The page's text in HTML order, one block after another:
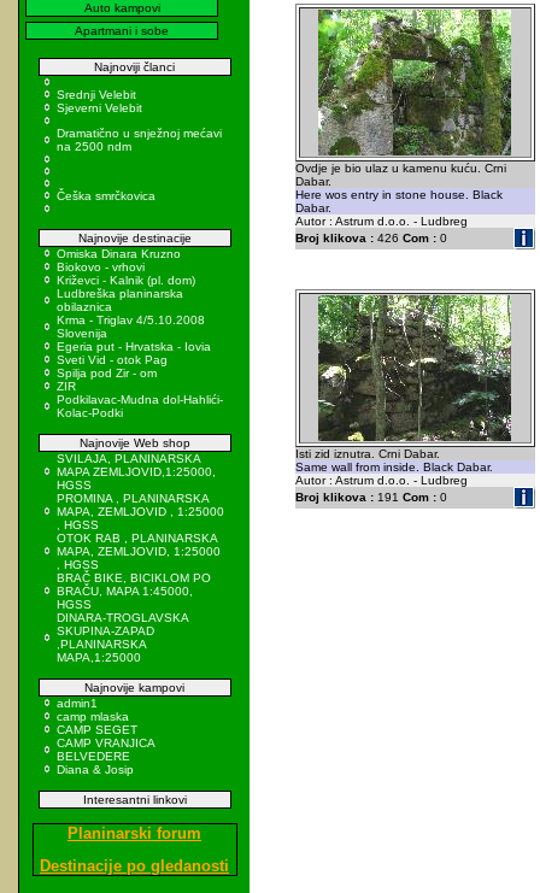
Auto kampovi
Apartmani i sobe
Najnoviji članci
Srednji Velebit
Sjeverni Velebit
Dramatično u snježnoj mećavi
na 2500 ndm
Češka smrčkovica
Najnovije destinacije
Omiska Dinara Kruzno
Biokovo - vrhovi
Križevci - Kalnik (pl. dom)
Ludbreška planinarska
obilaznica
Krma - Triglav 4/5.10.2008
Slovenija
Egeria put - Hrvatska - Iovia
Sveti Vid - otok Pag
Spilja pod Zir - om
ZIR
Podkilavac-Mudna dol-Hahlići-
Kolac-Podki
Najnovije Web shop
SVILAJA, PLANINARSKA
MAPA ZEMLJOVID,1:25000,
HGSS
PROMINA , PLANINARSKA
MAPA, ZEMLJOVID , 1:25000
, HGSS
OTOK RAB , PLANINARSKA
MAPA, ZEMLJOVID, 1:25000
, HGSS
BRAČ BIKE, BICIKLOM PO
BRAČU, MAPA 1:45000,
HGSS
DINARA-TROGLAVSKA
SKUPINA-ZAPAD
,PLANINARSKA
MAPA,1:25000
Najnovije kampovi
admin1
camp mlaska
CAMP SEGET
CAMP VRANJICA
BELVEDERE
Diana & Josip
Interesantni linkovi
Planinarski forum
Destinacije po gledanosti
Ovdje je bio ulaz u kamenu kuću. Crni
Dabar.
Here wos entry in stone house. Black
Dabar.
Autor : Astrum d.o.o. - Ludbreg
Broj klikova :426 Com :0
Isti zid iznutra. Crni Dabar.
Same wall from inside. Black Dabar.
Autor : Astrum d.o.o. - Ludbreg
Broj klikova :191 Com :0